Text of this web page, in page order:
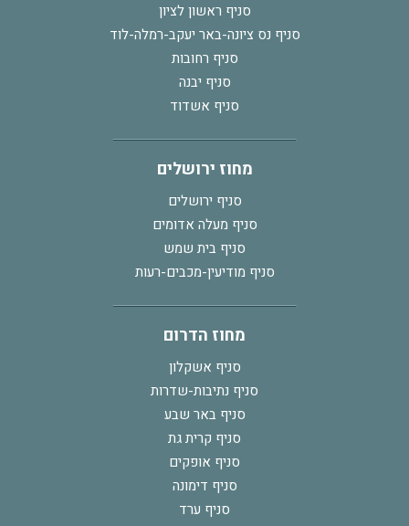
סניף ראשון לציון
סניף נס ציונה-באר יעקב-רמלה-לוד
סניף רחובות
סניף יבנה
סניף אשדוד
מחוז ירושלים
סניף ירושלים
סניף מעלה אדומים
סניף בית שמש
סניף מודיעין-מכבים-רעות
מחוז הדרום
סניף אשקלון
סניף נתיבות-שדרות
סניף באר שבע
סניף קרית גת
סניף אופקים
סניף דימונה
סניף ערד